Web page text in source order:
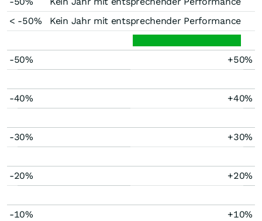
< -50%
Kein Jahr mit entsprechender Performance
-50% +50%
-40% +40%
-30% +30%
-20% +20%
-10% +10%